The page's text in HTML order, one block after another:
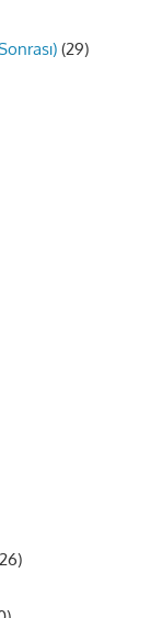
(29)